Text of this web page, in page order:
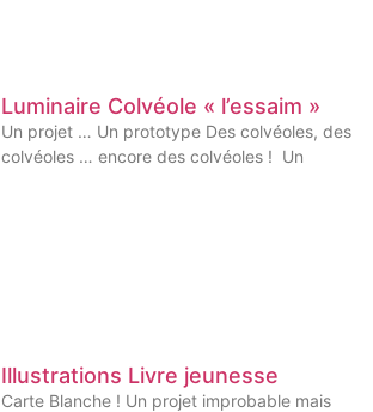
Luminaire Colvéole « l’essaim »
Un projet … Un prototype Des colvéoles, des
colvéoles … encore des colvéoles ! Un
Illustrations Livre jeunesse
Carte Blanche ! Un projet improbable mais